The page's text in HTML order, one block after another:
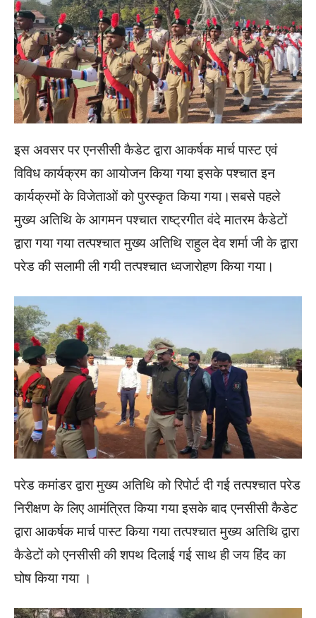
इस अवसर पर एनसीसी कैडेट द्वारा आकर्षक मार्च पास्ट एवं
विविध कार्यक्रम का आयोजन किया गया इसके पश्चात इन
कार्यक्रमों के विजेताओं को पुरस्कृत किया गया।सबसे पहले
मुख्य अतिथि के आगमन पश्चात राष्ट्रगीत वंदे मातरम कैडेटों
द्वारा गया गया तत्पश्चात मुख्य अतिथि राहुल देव शर्मा जी के द्वारा
परेड की सलामी ली गयी तत्पश्चात ध्वजारोहण किया गया।
परेड कमांडर द्वारा मुख्य अतिथि को रिपोर्ट दी गई तत्पश्चात परेड
निरीक्षण के लिए आमंत्रित किया गया इसके बाद एनसीसी कैडेट
द्वारा आकर्षक मार्च पास्ट किया गया तत्पश्चात मुख्य अतिथि द्वारा
कैडेटों को एनसीसी की शपथ दिलाई गई साथ ही जय हिंद का
घोष किया गया ।